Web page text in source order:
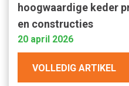
hoogwaardige keder
en constructies
20 april 2026
VOLLEDIG ARTIKEL